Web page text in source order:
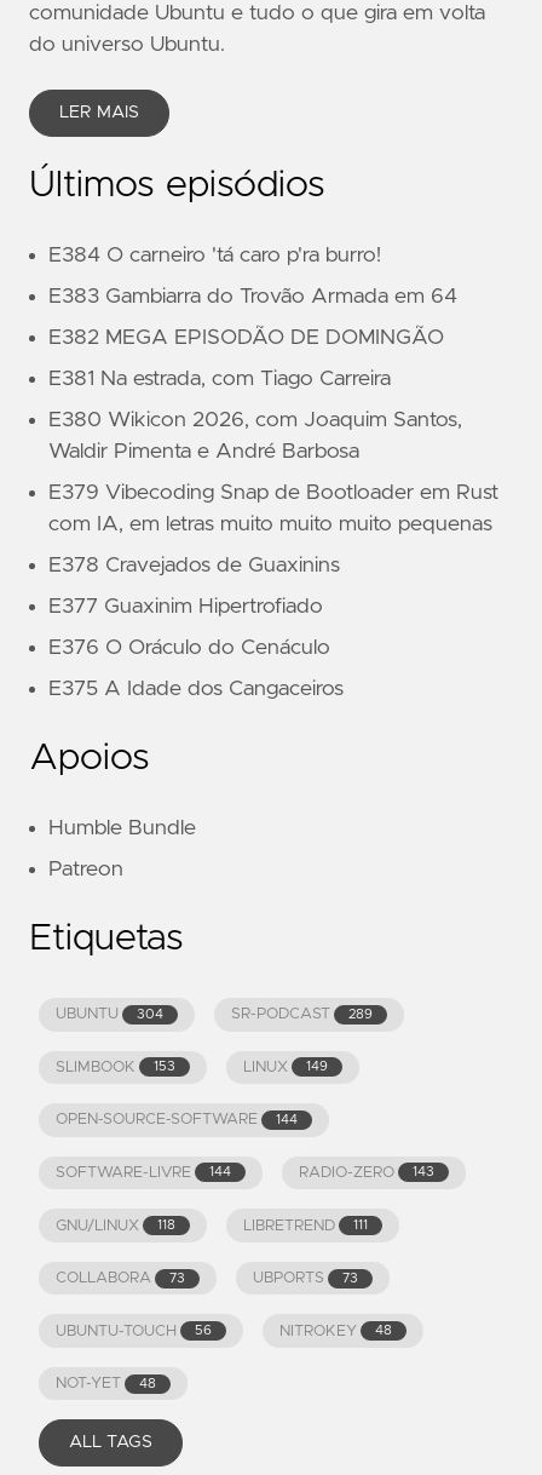
comunidade Ubuntu e tudo o que gira em volta
do universo Ubuntu.
LER MAIS
Últimos episódios
E384 O carneiro 'tá caro p'ra burro!
E383 Gambiarra do Trovão Armada em 64
E382 MEGA EPISODÃO DE DOMINGÃO
E381 Na estrada, com Tiago Carreira
E380 Wikicon 2026, com Joaquim Santos,
Waldir Pimenta e André Barbosa
E379 Vibecoding Snap de Bootloader em Rust
com IA, em letras muito muito muito pequenas
E378 Cravejados de Guaxinins
E377 Guaxinim Hipertrofiado
E376 O Oráculo do Cenáculo
E375 A Idade dos Cangaceiros
Apoios
Humble Bundle
Patreon
Etiquetas
UBUNTU 304 SR-PODCAST 289
SLIMBOOK 153 LINUX 149
OPEN-SOURCE-SOFTWARE 144
SOFTWARE-LIVRE 144 RADIO-ZERO 143
GNU/LINUX 118 LIBRETREND 111
COLLABORA 73 UBPORTS 73
UBUNTU-TOUCH 56 NITROKEY 48
NOT-YET 48
ALL TAGS